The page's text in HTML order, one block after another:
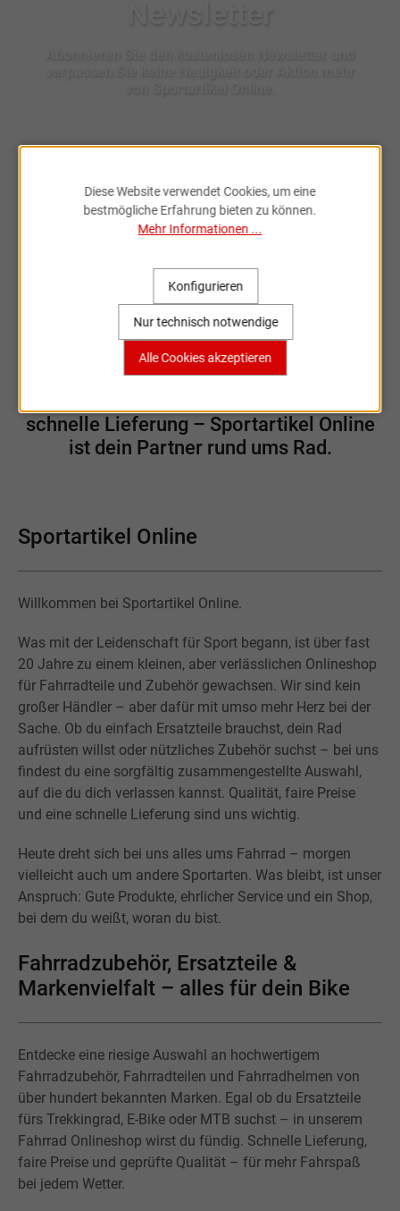
Fahrradzubehör & Ersatzteile
online entdecken
schnelle Lieferung – Sportartikel Online
ist dein Partner rund ums Rad.
Sportartikel Online
Willkommen bei Sportartikel Online.
Was mit der Leidenschaft für Sport begann, ist über fast
20 Jahre zu einem kleinen, aber verlässlichen Onlineshop
für Fahrradteile und Zubehör gewachsen. Wir sind kein
großer Händler – aber dafür mit umso mehr Herz bei der
Sache. Ob du einfach Ersatzteile brauchst, dein Rad
aufrüsten willst oder nützliches Zubehör suchst – bei uns
findest du eine sorgfältig zusammengestellte Auswahl,
auf die du dich verlassen kannst. Qualität, faire Preise
und eine schnelle Lieferung sind uns wichtig.
Heute dreht sich bei uns alles ums Fahrrad – morgen
vielleicht auch um andere Sportarten. Was bleibt, ist unser
Anspruch: Gute Produkte, ehrlicher Service und ein Shop,
bei dem du weißt, woran du bist.
Fahrradzubehör, Ersatzteile &
Markenvielfalt – alles für dein Bike
Entdecke eine riesige Auswahl an hochwertigem
Fahrradzubehör, Fahrradteilen und Fahrradhelmen von
über hundert bekannten Marken. Egal ob du Ersatzteile
fürs Trekkingrad, E-Bike oder MTB suchst – in unserem
Fahrrad Onlineshop wirst du fündig. Schnelle Lieferung,
faire Preise und geprüfte Qualität – für mehr Fahrspaß
bei jedem Wetter.
Diese Website verwendet Cookies, um eine
bestmögliche Erfahrung bieten zu können.
Mehr Informationen ...
Nur technisch notwendige
Konfigurieren
Alle Cookies akzeptieren